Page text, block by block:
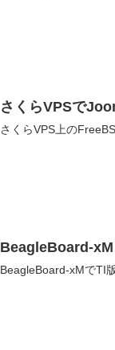
さくらVPSで
さくらVPS上の
BeagleBoard-